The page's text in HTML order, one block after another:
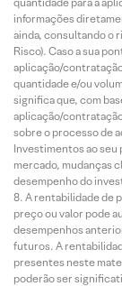
informações
ainda, consultando o
Risco). Caso a sua
aplicação/
quantidade e/ou
significa que, com
aplicação/
sobre o processo de
Investimentos ao seu
mercado, mudanças
desempenho do
A rentabilidade de
preço ou valor pode
desempenhos
futuros. A
presentes neste
poderão ser